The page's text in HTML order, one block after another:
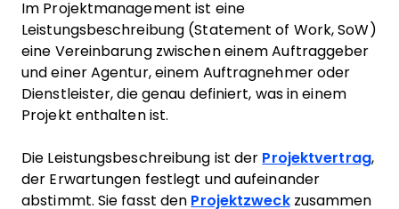
Im Projektmanagement ist eine
Leistungsbeschreibung (Statement of Work, SoW)
eine Vereinbarung zwischen einem Auftraggeber
und einer Agentur, einem Auftragnehmer oder
Dienstleister, die genau definiert, was in einem
Projekt enthalten ist.
Die Leistungsbeschreibung ist der Projektvertrag,
der Erwartungen festlegt und aufeinander
abstimmt. Sie fasst den Projektzweckzusammen